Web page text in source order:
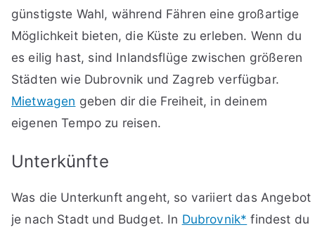
günstigste Wahl, während Fähren eine großartige
Möglichkeit bieten, die Küste zu erleben. Wenn du
es eilig hast, sind Inlandsflüge zwischen größeren
Städten wie Dubrovnik und Zagreb verfügbar.
Mietwagen geben dir die Freiheit, in deinem
eigenen Tempo zu reisen.
Unterkünfte
Was die Unterkunft angeht, so variiert das Angebot
je nach Stadt und Budget. In Dubrovnik* findest du